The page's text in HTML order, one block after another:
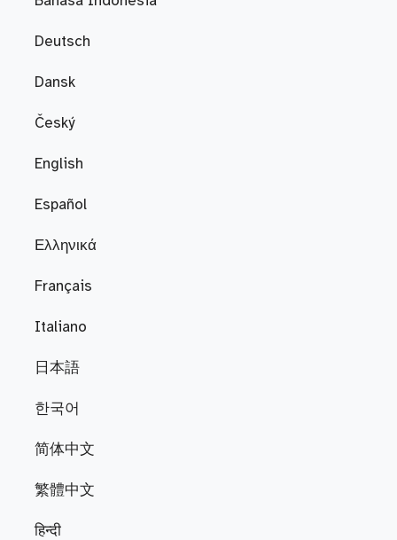
Deutsch
Dansk
Český
English
Español
Ελληνικά
Français
Italiano
日本語
한국어
简体中文
繁體中文
हिन्दी